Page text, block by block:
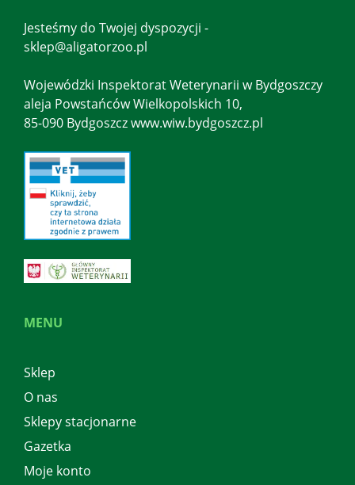
MENU
Sklep
O nas
Sklepy stacjonarne
Gazetka
Moje konto
Jesteśmy do Twojej dyspozycji -
sklep@aligatorzoo.pl
Wojewódzki Inspektorat Weterynarii w Bydgoszczy
aleja Powstańców Wielkopolskich 10,
85-090 Bydgoszcz www.wiw.bydgoszcz.pl